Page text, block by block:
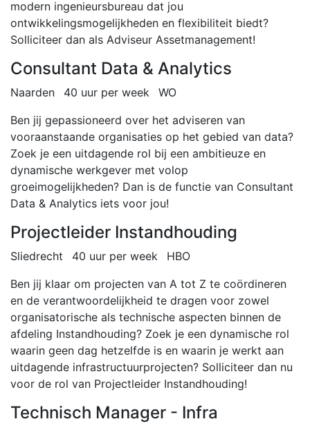
modern ingenieursbureau dat jou
ontwikkelingsmogelijkheden en flexibiliteit biedt?
Solliciteer dan als Adviseur Assetmanagement!
Consultant Data & Analytics
Naarden 40 uur per week
WO
Ben jij gepassioneerd over het adviseren van
vooraanstaande organisaties op het gebied van data?
Zoek je een uitdagende rol bij een ambitieuze en
dynamische werkgever met volop
groeimogelijkheden? Dan is de functie van Consultant
Data & Analytics iets voor jou!
Projectleider Instandhouding
Sliedrecht 40 uur per week
HBO
Ben jij klaar om projecten van A tot Z te coördineren
en de verantwoordelijkheid te dragen voor zowel
organisatorische als technische aspecten binnen de
afdeling Instandhouding? Zoek je een dynamische rol
waarin geen dag hetzelfde is en waarin je werkt aan
uitdagende infrastructuurprojecten? Solliciteer dan nu
voor de rol van Projectleider Instandhouding!
Technisch Manager - Infra